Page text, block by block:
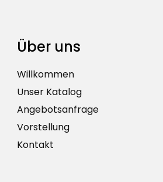
Über uns
Willkommen
Unser Katalog
Angebotsanfrage
Vorstellung
Kontakt